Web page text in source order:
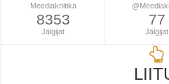
Meediakriitika
8353
Jälgijat
77
Jälgijat